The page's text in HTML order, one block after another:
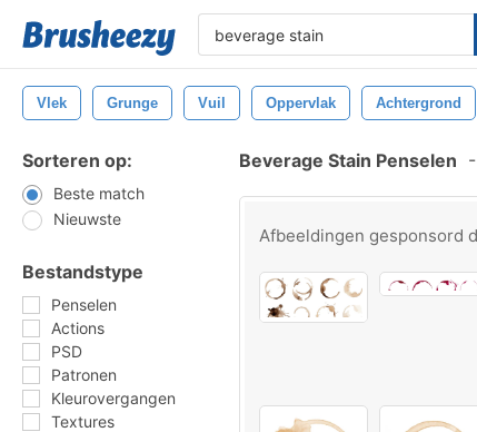
Vlek Grunge Vuil Oppervlak Achtergrond
Sorteren op:
Beste match
Nieuwste
Bestandstype
Penselen
Actions
PSD
Patronen
Kleurovergangen
Textures
Beverage Stain Penselen -
Afbeeldingen gesponsord